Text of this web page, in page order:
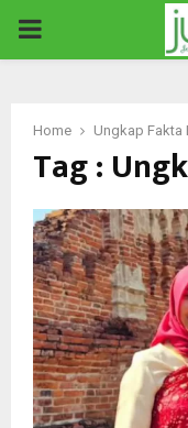
PRIMARY
Home Ungkap Fakta
Tag :